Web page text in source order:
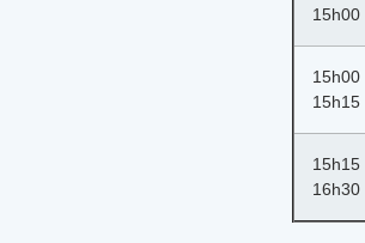
15h00
15h00
15h15
15h15
16h30